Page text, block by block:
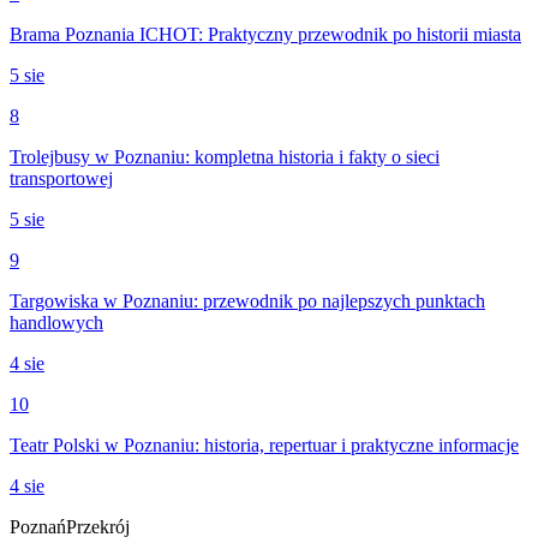
Brama Poznania ICHOT: Praktyczny przewodnik po historii miasta
5 sie
8
Trolejbusy w Poznaniu: kompletna historia i fakty o sieci
transportowej
5 sie
9
Targowiska w Poznaniu: przewodnik po najlepszych punktach
handlowych
4 sie
10
Teatr Polski w Poznaniu: historia, repertuar i praktyczne informacje
4 sie
PoznańPrzekrój